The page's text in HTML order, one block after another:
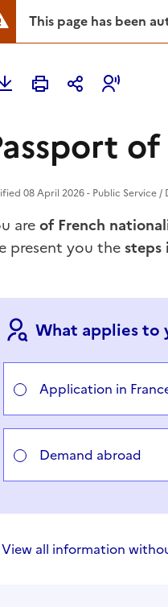
This page has been
08 April 2026 - Public Service
areof French
present you thesteps
What applies to
Application in
Demand abroad
View all information